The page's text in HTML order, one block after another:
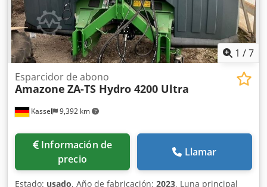
1 /7
Kassel 9,392 km
Esparcidor de abono
Amazone ZA-TS Hydro 4200 Ultra
Información de
precio
Llamar
Estado: usado, Año de fabricación: 2023, Luna principal